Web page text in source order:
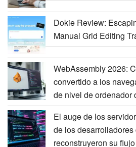
Dokie Review:
Manual Grid Editing
WebAssembly 2026:
convertido a los
de nivel de ordenador
El auge de los
de los desarrolladores
reconstruyeron su